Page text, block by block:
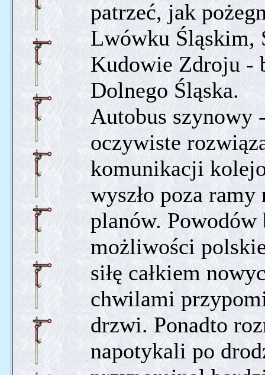
patrzeć, jak
Lwówku Śląskim,
Kudowie Zdroju -
Dolnego Śląska.
Autobus szynowy
oczywiste
komunikacji
wyszło poza
planów.
możliwości
siłę całkiem
chwilami
drzwi. Ponadto
napotykali po